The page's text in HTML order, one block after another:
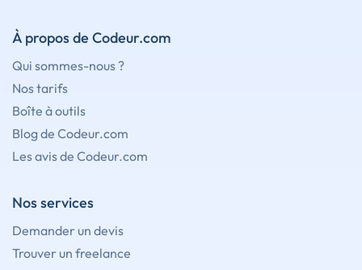
À propos de Codeur.com
Qui sommes-nous ?
Nos tarifs
Boîte à outils
Blog de Codeur.com
Les avis de Codeur.com
Nos services
Demander un devis
Trouver un freelance